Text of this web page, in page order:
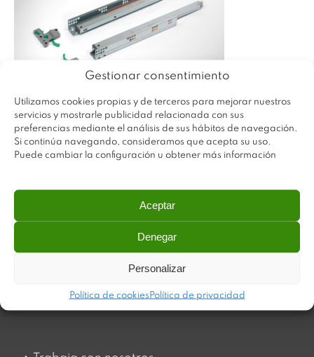
Gestionar consentimiento
Utilizamos cookies propias y de terceros para mejorar nuestros
servicios y mostrarle publicidad relacionada con sus
preferencias mediante el análisis de sus hábitos de navegación.
Si continúa navegando, consideramos que acepta su uso.
Puede cambiar la configuración u obtener más información
Aceptar
Denegar
Personalizar
Política de cookies Política de privacidad
innovadores y de máxima calidad, invirtiendo con decisión
dinámicas y operativas. Utilizamos materiales de primera
calidad y el mejor servicio a nuestros clientes.